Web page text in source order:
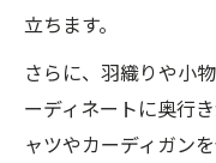
立ちます。
さらに、羽織りや小
ーディネートに奥行
ャツやカーディガン